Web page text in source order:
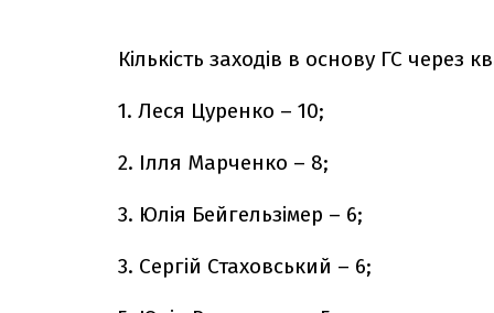
Кількість заходів в основу ГС через
1. Леся Цуренко – 10;
2. Ілля Марченко – 8;
3. Юлія Бейгельзімер – 6;
3. Сергій Стаховський – 6;